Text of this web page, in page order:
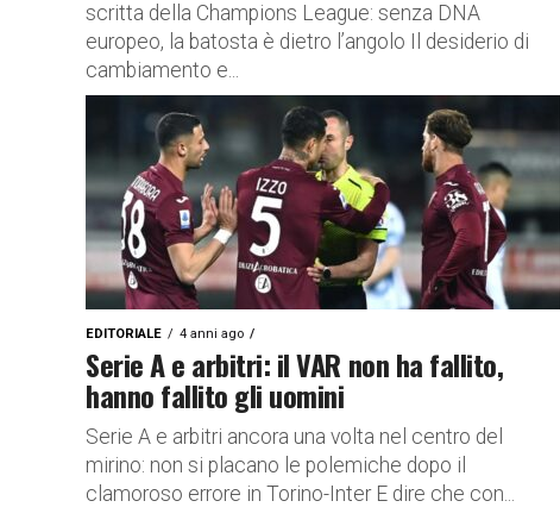
scritta della Champions League: senza DNA
europeo, la batosta è dietro l’angolo Il desiderio di
cambiamento e...
EDITORIALE 4 anni ago
Serie A e arbitri: il VAR non ha fallito,
hanno fallito gli uomini
Serie A e arbitri ancora una volta nel centro del
mirino: non si placano le polemiche dopo il
clamoroso errore in Torino-Inter E dire che con...